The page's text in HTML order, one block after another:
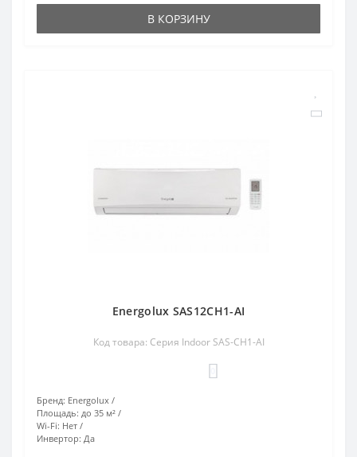
В КОРЗИНУ
Energolux SAS12CH1-AI
Код товара: Серия Indoor SAS-CH1-AI
Бренд: Energolux
Площадь: до 35 м²
Wi-Fi: Нет
Инвертор: Да